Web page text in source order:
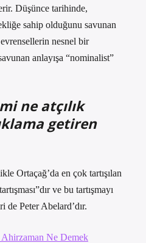
Düşünce tarihinde,
sahip olduğunu savunan
nesnel bir
anlayışa “nominalist”
ne atçılık
getiren
Ortaçağ’da en çok tartışılan
ve bu tartışmayı
Peter Abelard’dır.
Ne Demek